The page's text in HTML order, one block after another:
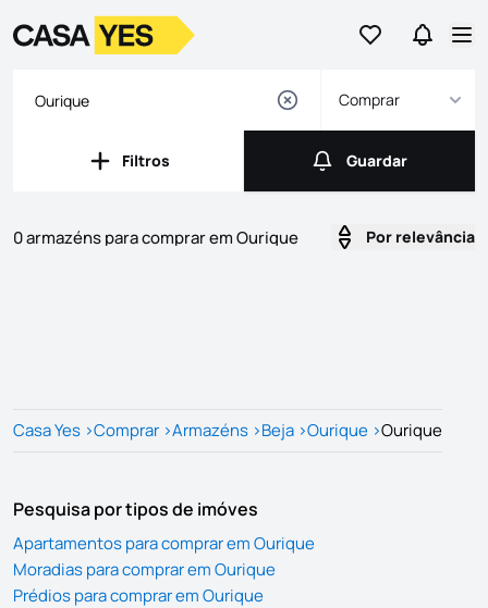
Ir para osIr para
LogoIr para a homepage
Comprar
Filtros
Filtros Guardar
Guardar
0 armazéns para comprar em Ourique Por relevância
Casa Yes >Comprar >Armazéns >Beja >Ourique >Ourique
Pesquisa por tipos de imóves
Apartamentos para comprar em Ourique
Moradias para comprar em Ourique
Prédios para comprar em Ourique